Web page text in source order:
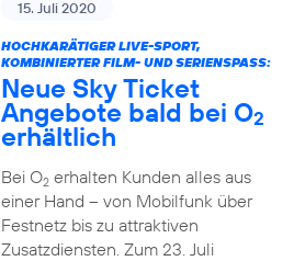
15. Juli 2020
HOCHKARÄTIGER LIVE-SPORT,
KOMBINIERTER FILM- UND SERIENSPASS:
Neue Sky Ticket
Angebote bald bei O2
erhältlich
Bei O2erhalten Kunden alles aus
einer Hand – von Mobilfunk über
Festnetz bis zu attraktiven
Zusatzdiensten. Zum 23. Juli